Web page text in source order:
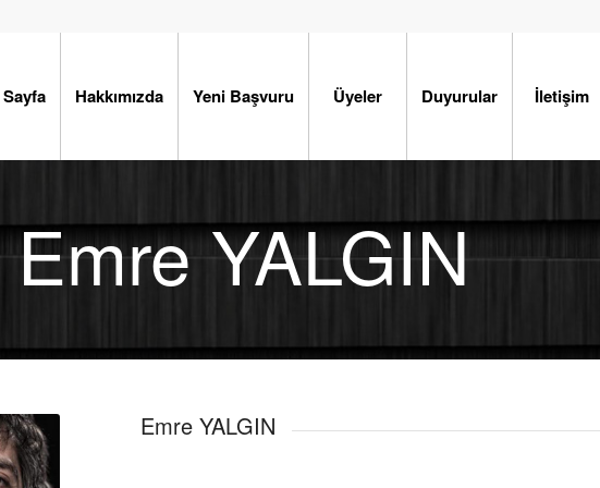
Hakkımızda Yeni Başvuru Üyeler Duyurular İletişim
Emre YALGIN
Emre YALGIN